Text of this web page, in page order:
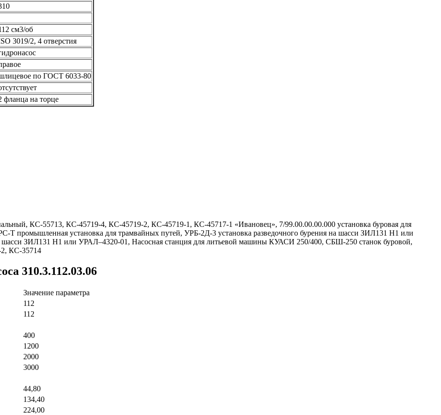
см3/об
3019/2, 4 отверстия
по ГОСТ 6033-80
фланца на торце
КС-55713, КС-45719-4, КС-45719-2, КС-45719-1, КС-45717-1 «Ивановец», 7/99.00.00.00.000 установка буровая для
Т промышленная установка для трамвайных путей, УРБ-2Д-3 установка разведочного бурения на шасси ЗИЛ131 Н1 или
шасси ЗИЛ131 Н1 или УРАЛ–4320-01, Насосная станция для литьевой машины КУАСИ 250/400, СБШ-250 станок буровой,
КС-35714
310.3.112.03.06
Значение параметра
112
112
400
1200
2000
3000
44,80
134,40
224,00